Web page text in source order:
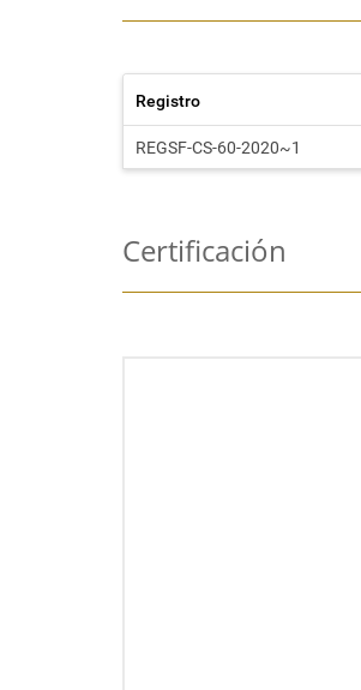
Registro
REGSF-CS-60-2020~1
Certificación